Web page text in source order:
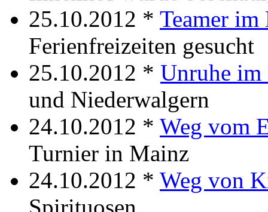
25.10.2012 * Teamer im
Ferienfreizeiten gesucht
25.10.2012 * Unruhe im
und Niederwalgern
24.10.2012 * Weg vom
Turnier in Mainz
24.10.2012 * Weg von
Spirituosen